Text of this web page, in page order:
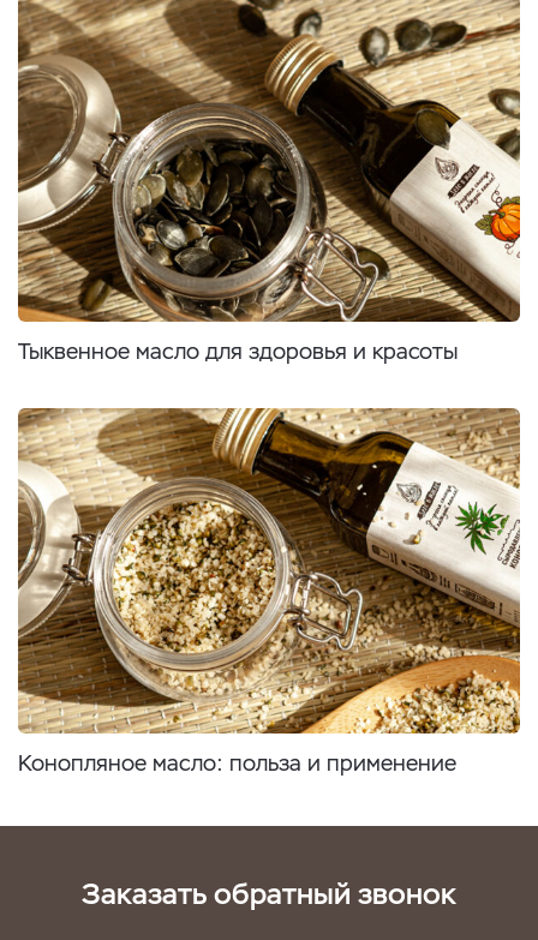
Тыквенное масло для здоровья и красоты
Конопляное масло: польза и применение
Заказать обратный звонок